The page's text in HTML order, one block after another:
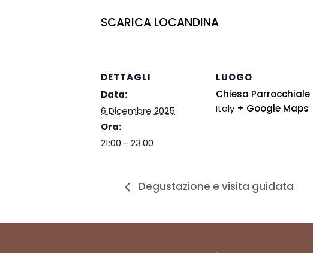
SCARICA LOCANDINA
DETTAGLI
Data:
6 Dicembre 2025
Ora:
21:00 - 23:00
LUOGO
Chiesa Parrocchiale
Italy + Google Maps
Degustazione e visita guidata